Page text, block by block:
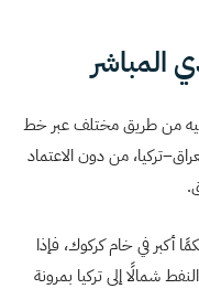
من طريق مختلف عبر خط
من دون الاعتماد
أكبر في خام كركوك، فإذا
شمالًا إلى تركيا بمرونة